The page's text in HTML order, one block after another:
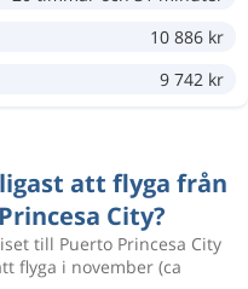
9 638 kr
City 13 987 kr
10 886 kr
9 742 kr
att flyga från
City?
till Puerto Princesa City
flyga i november (ca